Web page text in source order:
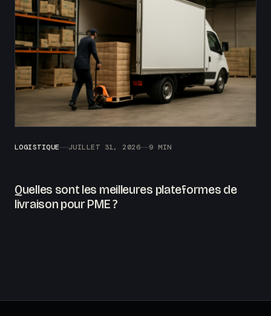
LOGISTIQUE JUILLET 31, 2026 9 MIN
Quelles sont les meilleures plateformes de
livraison pour PME ?